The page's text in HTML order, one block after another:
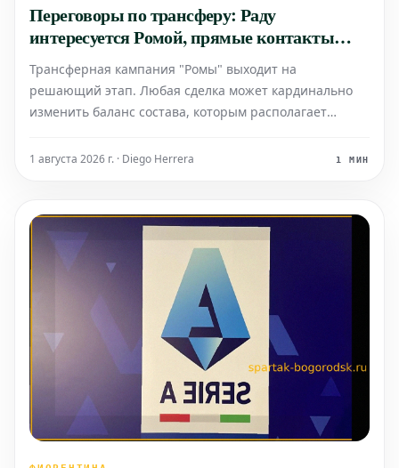
Переговоры по трансферу: Раду
интересуется Ромой, прямые контакты
между игроком и Гасперини
Трансферная кампания "Ромы" выходит на
решающий этап. Любая сделка может кардинально
изменить баланс состава, которым располагает
1 августа 2026 г. · Diego Herrera 1 МИН